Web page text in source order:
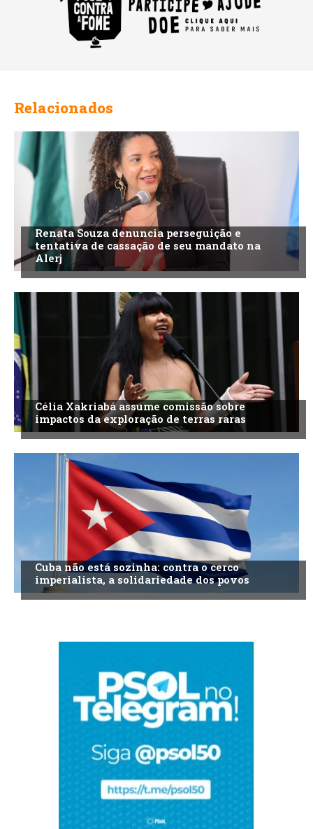
Relacionados
Renata Souza denuncia perseguição e
tentativa de cassação de seu mandato na
Alerj
Célia Xakriabá assume comissão sobre
impactos da exploração de terras raras
Cuba não está sozinha: contra o cerco
imperialista, a solidariedade dos povos